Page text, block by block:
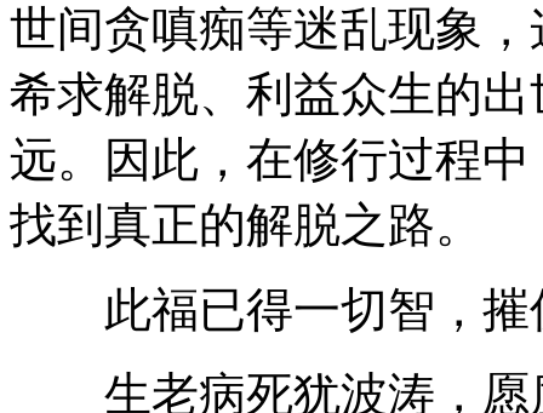
世间贪嗔痴等迷乱现象
希求解脱、利益众生的
远。因此，在修行过程
找到真正的解脱之路。
此福已得一切智，摧
生老病死犹波涛，愿